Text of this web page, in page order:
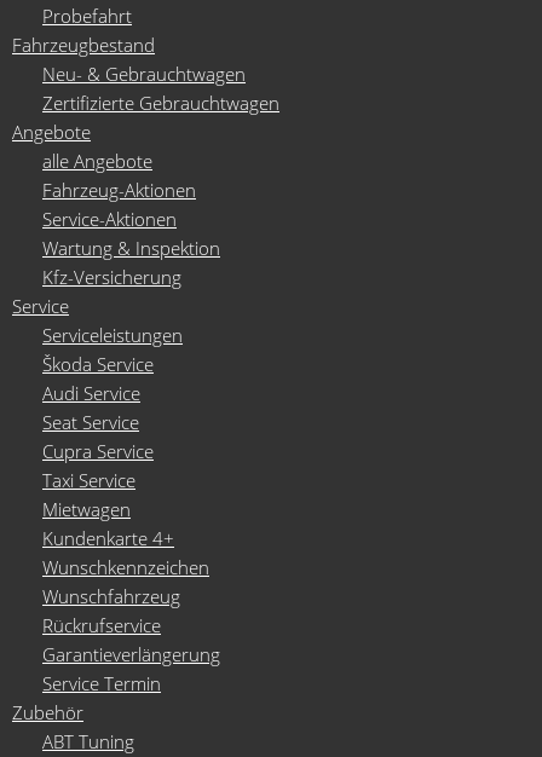
Probefahrt
Fahrzeugbestand
Neu- & Gebrauchtwagen
Zertifizierte Gebrauchtwagen
Angebote
alle Angebote
Fahrzeug-Aktionen
Service-Aktionen
Wartung & Inspektion
Kfz-Versicherung
Service
Serviceleistungen
Škoda Service
Audi Service
Seat Service
Cupra Service
Taxi Service
Mietwagen
Kundenkarte 4+
Wunschkennzeichen
Wunschfahrzeug
Rückrufservice
Garantieverlängerung
Service Termin
Zubehör
ABT Tuning
Notice: Undefined index:
rememberedVehicles in
/www/htdocs/w0181936/wp-
content/themes/induxo-
child/template-
parts/footer/footer.php
line
Warning: count(): Parameter
must be an array or an object
that implements Countable in
/www/htdocs/w0181936/wp-
content/themes/induxo-
child/template-
parts/footer/footer.php
Gemerkte Fahrzeuge